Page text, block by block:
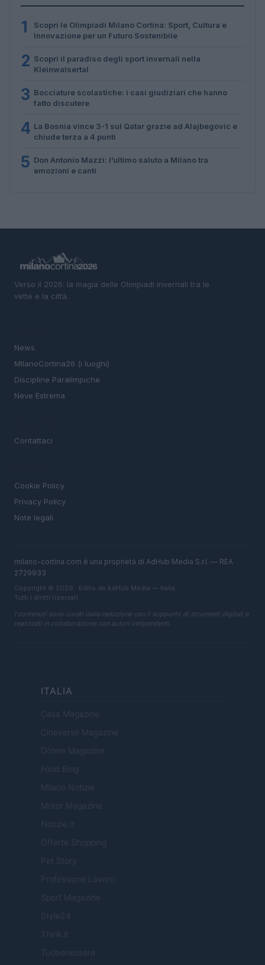
1
Scopri le Olimpiadi Milano Cortina: Sport, Cultura e
Innovazione per un Futuro Sostenibile
2 Scopri il paradiso degli sport invernali nella
Kleinwalsertal
3 Bocciature scolastiche: i casi giudiziari che hanno
fatto discutere
4 La Bosnia vince 3-1 sul Qatar grazie ad Alajbegovic e
chiude terza a 4 punti
5 Don Antonio Mazzi: l’ultimo saluto a Milano tra
emozioni e canti
Verso il 2026: la magia delle Olimpiadi invernali tra le
vette e la città.
News
MIlanoCortina26 (i luoghi)
Discipline Paralimpiche
Neve Estrema
Contattaci
Cookie Policy
Privacy Policy
Note legali
milano-cortina.com è una proprietà di AdHub Media S.r.l. — REA
2729933
Copyright © 2026 · Edito da AdHub Media — Italia
Tutti i diritti riservati
I contenuti sono curati dalla redazione con il supporto di strumenti digitali e
realizzati in collaborazione con autori indipendenti.
ITALIA
Casa Magazine
Cineverse Magazine
Donne Magazine
Food Blog
Milano Notizie
Motor Magazine
Notizie.it
Offerte Shopping
Pet Story
Professione Lavoro
Sport Magazine
Style24
Think.it
Tuobenessere